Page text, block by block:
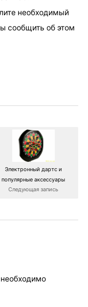
необходимый
сообщить об этом
Электронный дартс и
популярные аксессуары
Следующая запись